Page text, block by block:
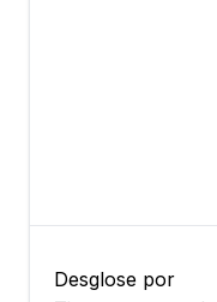
Desglose por